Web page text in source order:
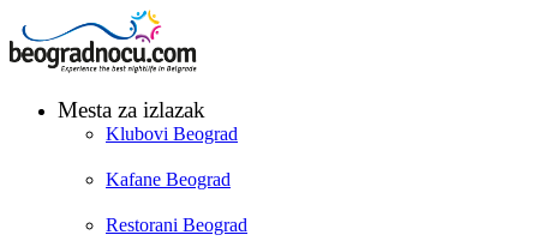
Mesta za izlazak
Klubovi Beograd
Kafane Beograd
Restorani Beograd